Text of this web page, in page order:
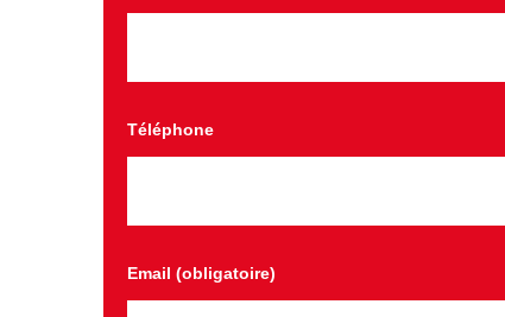
Téléphone
Email (obligatoire)